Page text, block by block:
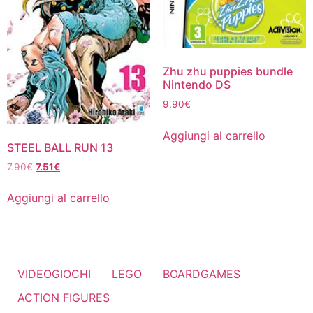
STEEL BALL RUN 13
7.90€ Il
originale
era:
7.51€Il
attuale
Aggiungi al carrello
Zhu zhu puppies bundle
Nintendo DS
9.90€
Aggiungi al carrello
VIDEOGIOCHI LEGO
BOARDGAMES
ACTION FIGURES